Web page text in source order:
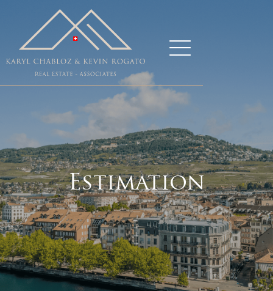
Estimation